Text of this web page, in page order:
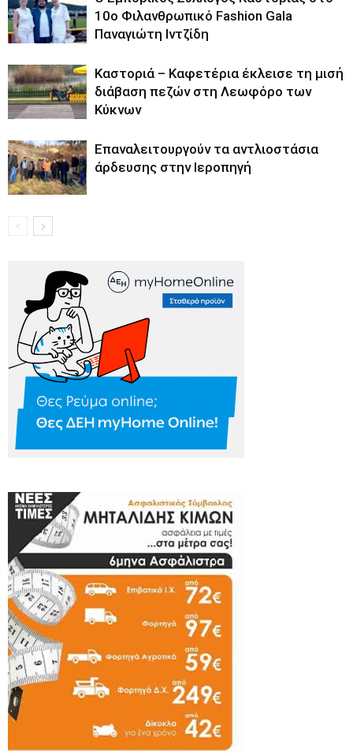
10ο Φιλανθρωπικό Fashion Gala
Παναγιώτη Ιντζίδη
Καστοριά – Καφετέρια έκλεισε τη μισή
διάβαση πεζών στη Λεωφόρο των
Κύκνων
Επαναλειτουργούν τα αντλιοστάσια
άρδευσης στην Ιεροπηγή